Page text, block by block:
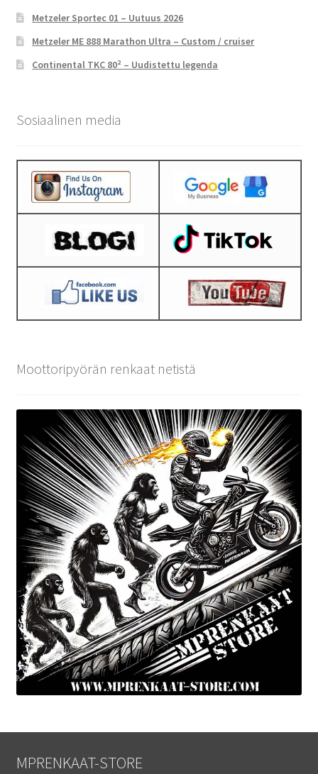
Metzeler Sportec 01 – Uutuus 2026
Metzeler ME 888 Marathon Ultra – Custom / cruiser
Continental TKC 80² – Uudistettu legenda
Sosiaalinen media
Moottoripyörän renkaat netistä
MPRENKAAT-STORE